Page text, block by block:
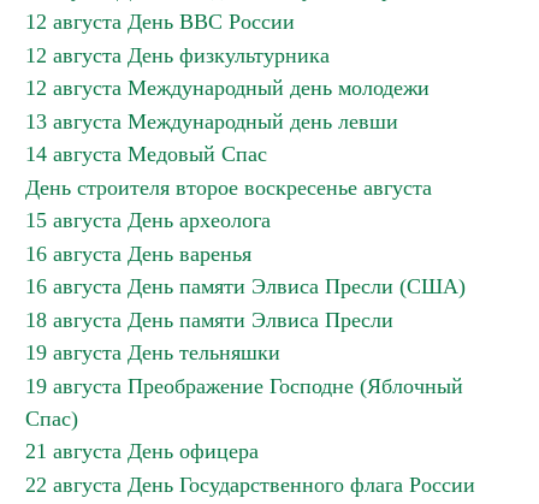
12 августа День ВВС России
12 августа День физкультурника
12 августа Международный день молодежи
13 августа Международный день левши
14 августа Медовый Спас
День строителя второе воскресенье августа
15 августа День археолога
16 августа День варенья
16 августа День памяти Элвиса Пресли (США)
18 августа День памяти Элвиса Пресли
19 августа День тельняшки
19 августа Преображение Господне (Яблочный
Спас)
21 августа День офицера
22 августа День Государственного флага России